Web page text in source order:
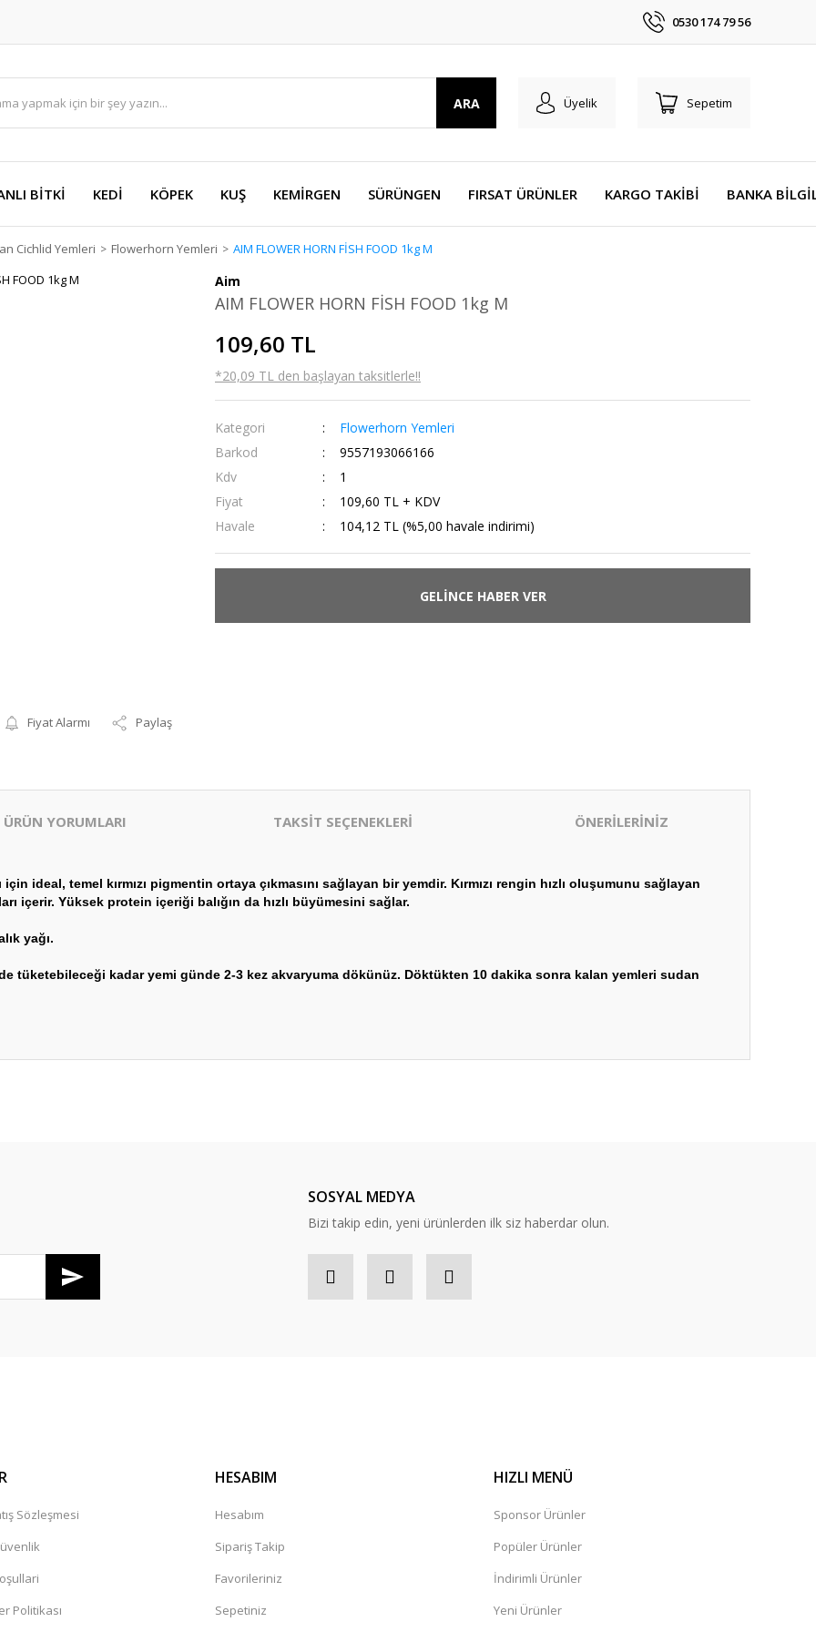
0530 174 79 56
ARA Üyelik Sepetim
BİTKİ KEDİ KÖPEK KUŞ KEMİRGEN SÜRÜNGEN FIRSAT ÜRÜNLER KARGO TAKİBİ BANKA
Cichlid Yemleri Flowerhorn Yemleri AIM FLOWER HORN FİSH FOOD 1kg M
Fiyat Alarmı Paylaş
Aim
AIM FLOWER HORN FİSH FOOD 1kg M
109,60 TL
*20,09 TL den başlayan taksitlerle!!
Kategori
Flowerhorn Yemleri
Barkod
9557193066166
Kdv
1
Fiyat
109,60 TL + KDV
Havale
104,12 TL (%5,00 havale indirimi)
GELİNCE HABER VER
ÜRÜN YORUMLARI TAKSİT SEÇENEKLERİ ÖNERİLERİNİZ
ideal, temel kırmızı pigmentin ortaya çıkmasını sağlayan bir yemdir. Kırmızı rengin hızlı oluşumunu sağlayan
içerir. Yüksek protein içeriği balığın da hızlı büyümesini sağlar.
yağı.
tüketebileceği kadar yemi günde 2-3 kez akvaryuma dökünüz. Döktükten 10 dakika sonra kalan yemleri sudan
SOSYAL MEDYA
Bizi takip edin, yeni ürünlerden ilk siz haberdar olun.
Sözleşmesi
Politikası
HESABIM
Hesabım
Sipariş Takip
Favorileriniz
Sepetiniz
HIZLI MENÜ
Sponsor Ürünler
Popüler Ürünler
İndirimli Ürünler
Yeni Ürünler